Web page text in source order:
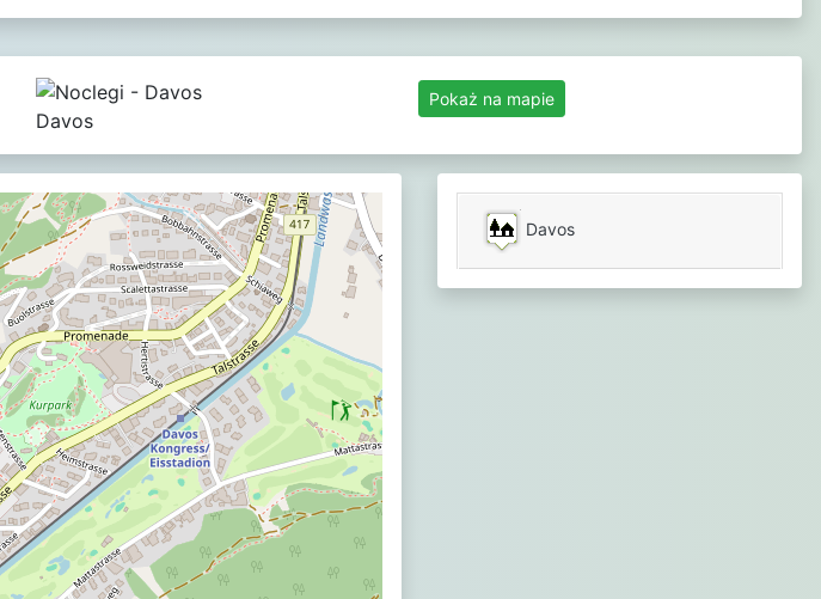
Davos
Pokaż na mapie
Davos